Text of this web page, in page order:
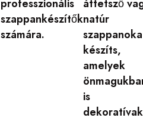
professzionális
szappankészítők
számára.
áttetsző
natúr
készíts,
amelyek
is